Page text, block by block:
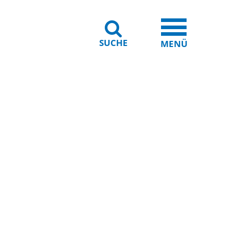
SUCHE MENÜ